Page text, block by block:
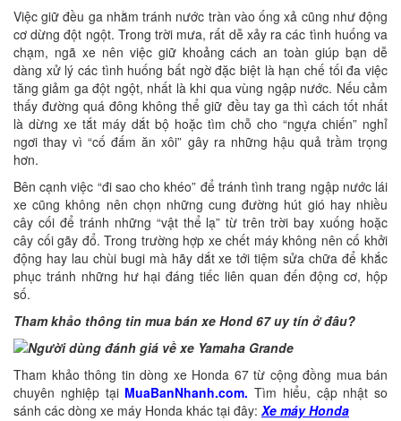
Việc giữ đều ga nhằm tránh nước tràn vào ống xả cũng như động
cơ dừng đột ngột. Trong trời mưa, rất dễ xảy ra các tình huống va
chạm, ngã xe nên việc giữ khoảng cách an toàn giúp bạn dễ
dàng xử lý các tình huống bất ngờ đặc biệt là hạn chế tối đa việc
tăng giảm ga đột ngột, nhất là khi qua vùng ngập nước. Nếu cảm
thấy đường quá đông không thể giữ đều tay ga thì cách tốt nhất
là dừng xe tắt máy dắt bộ hoặc tìm chỗ cho “ngựa chiến” nghỉ
ngơi thay vì “cố đấm ăn xôi” gây ra những hậu quả trầm trọng
hơn.
Bên cạnh việc “đi sao cho khéo” để tránh tình trang ngập nước lái
xe cũng không nên chọn những cung đường hút gió hay nhiều
cây cối để tránh những “vật thể lạ” từ trên trời bay xuống hoặc
cây cối gãy đổ. Trong trường hợp xe chết máy không nên cố khởi
động hay lau chùi bugi mà hãy dắt xe tới tiệm sửa chữa để khắc
phục tránh những hư hại đáng tiếc liên quan đến động cơ, hộp
số.
Tham khảo thông tin mua bán xe Hond 67 uy tín ở đâu?
Tham khảo thông tin dòng xe Honda 67 từ cộng đồng mua bán
chuyên nghiệp tại MuaBanNhanh.com. Tìm hiểu, cập nhật so
sánh các dòng xe máy Honda khác tại đây: Xe máy Honda